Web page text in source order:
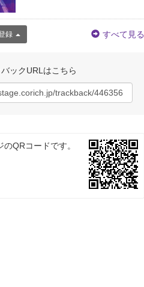
録 すべて見る
バックURLはこちら
のQRコードです。